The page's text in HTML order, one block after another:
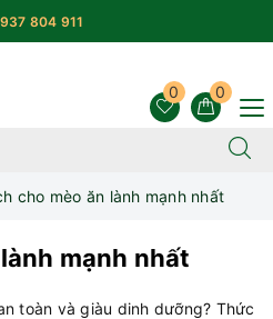
804 911
0
0
cho mèo ăn lành mạnh nhất
mạnh nhất
toàn và giàu dinh dưỡng? Thức